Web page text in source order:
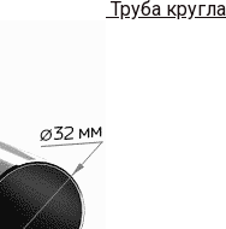
Труба